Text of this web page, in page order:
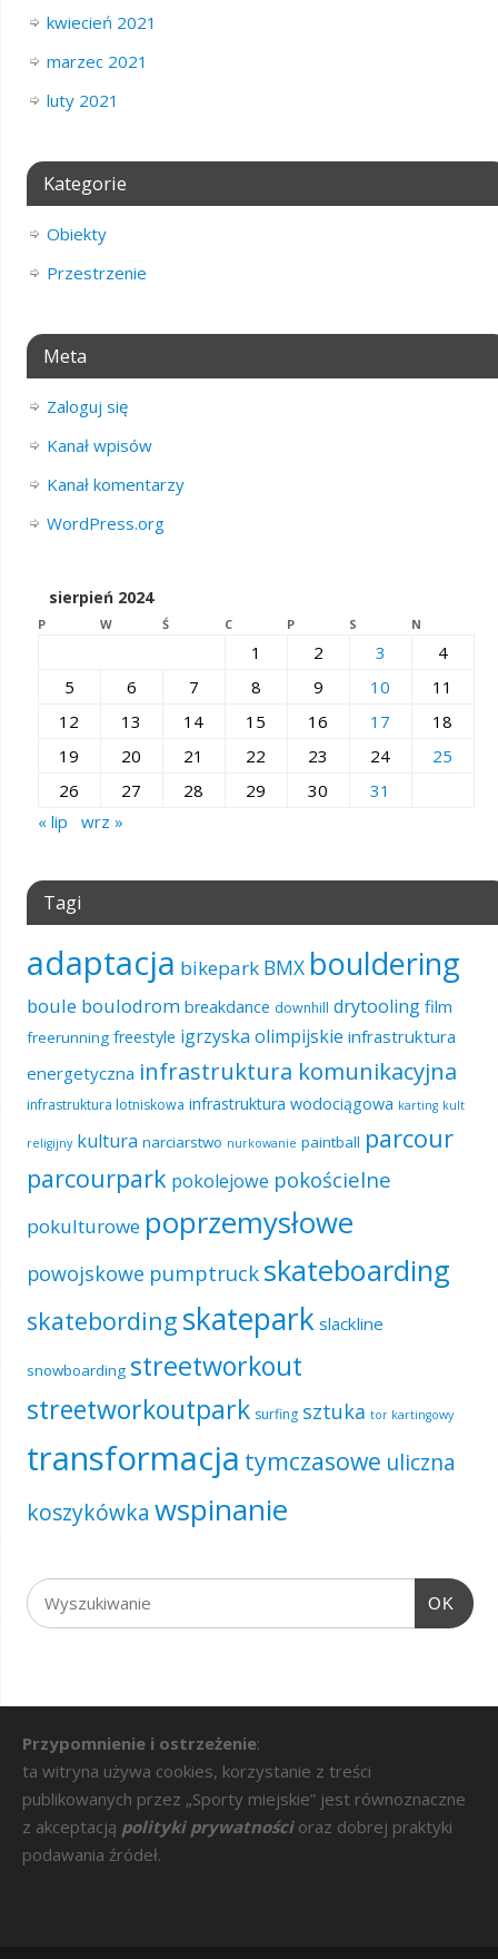
kwiecień 2021
marzec 2021
luty 2021
Kategorie
Obiekty
Przestrzenie
Meta
Zaloguj się
Kanał wpisów
Kanał komentarzy
WordPress.org
sierpień 2024
P W Ś C P S N
1 2 3
4
5
6 7 8 9 10
11
12
13 14 15 16 17
18
19
20 21 22 23 24
25
26
27 28 29 30
31
« lip
wrz »
Tagi
adaptacja bikepark BMX bouldering
boule boulodrom breakdance downhill drytooling film
freerunning freestyle igrzyska olimpijskie infrastruktura
energetyczna infrastruktura komunikacyjna
infrastruktura lotniskowa infrastruktura wodociągowa karting kult
religijny kultura narciarstwo nurkowanie paintball parcour
parcourpark pokolejowe pokościelne
pokulturowe poprzemysłowe
powojskowe pumptruck skateboarding
skatebording skatepark slackline
snowboarding streetworkout
streetworkoutpark surfing sztuka tor kartingowy
transformacja tymczasowe uliczna
koszykówka wspinanie
OK
Przypomnienie i ostrzeżenie:
ta witryna używa cookies, korzystanie z treści
publikowanych przez „Sporty miejskie” jest równoznaczne
z akceptacją polityki prywatności oraz dobrej praktyki
podawania źródeł.